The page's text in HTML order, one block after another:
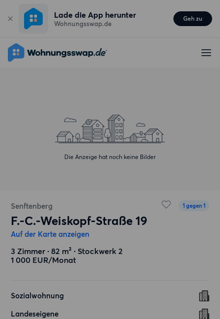
Lade die App herunter
Wohnungsswap.de
Geh zu
Die Anzeige hat noch keine Bilder
Senftenberg 1 gegen 1
F.-C.-Weiskopf-Straße 19
Auf der Karte anzeigen
3 Zimmer ∙ 82 m² ∙ Stockwerk 2
1 000 EUR/Monat
Sozialwohnung
Landeseigene